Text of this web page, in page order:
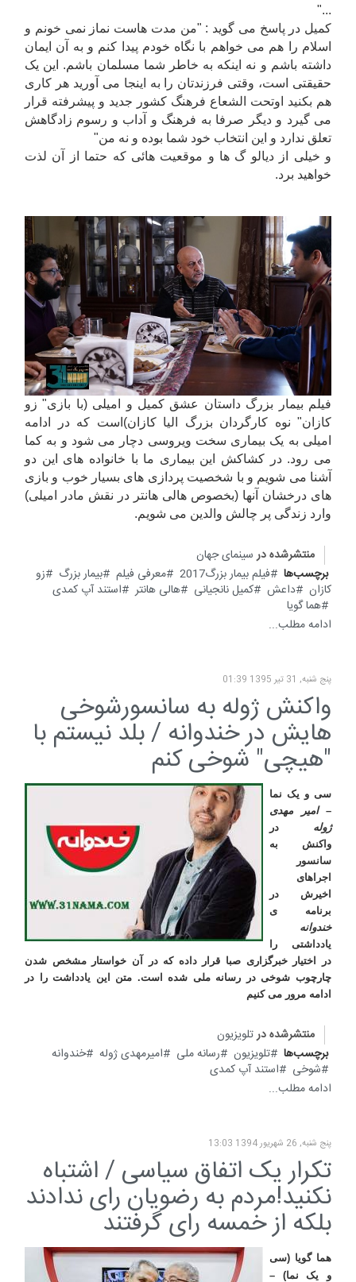
..."
کمیل در پاسخ می گوید : "من مدت هاست نماز نمی خونم و
اسلام را هم می خواهم با نگاه خودم پیدا کنم و به آن ایمان
داشته باشم و نه اینکه به خاطر شما مسلمان باشم. این یک
حقیقتی است، وقتی فرزندتان را به اینجا می آورید هر کاری
هم بکنید اوتحت الشعاع فرهنگ کشور جدید و پیشرفته قرار
می گیرد و دیگر صرفا به فرهنگ و آداب و رسوم زادگاهش
تعلق ندارد و این انتخاب خود شما بوده و نه من"
و خیلی از دیالو گ ها و موقعیت هائی که حتما از آن لذت
خواهید برد.
فیلم بیمار بزرگ داستان عشق کمیل و امیلی (با بازی" زو
کازان" نوه کارگردان بزرگ الیا کازان)است که در ادامه
امیلی به یک بیماری سخت ویروسی دچار می شود و به کما
می رود. در کشاکش این بیماری ما با خانواده های این دو
آشنا می شویم و با شخصیت پردازی های بسیار خوب و بازی
های درخشان آنها (بخصوص هالی هانتر در نقش مادر امیلی)
وارد زندگی پر چالش والدین می شویم.
منتشرشده در سینمای جهان
برچسب‌ها
فیلم بیمار بزرگ2017 معرفی فیلم بیمار بزرگ
زو
کازان
داعش کمیل نانجیانی هالی هانتر
استند آپ کمدی
هما گویا
ادامه مطلب...
پنج شنبه, 31 تیر 1395 01:39
واکنش ژوله به سانسورشوخی
هایش در خندوانه / بلد نیستم با
"هیچی" شوخی کنم
سی و یک نما
–امیر مهدی
ژوله در
واکنش به
سانسور
اجراهای
اخیرش در
برنامه ی
خندوانه
یادداشتی را
در اختیار خبرگزاری صبا قرار داده که در آن خواستار مشخص شدن
چارچوب شوخی در رسانه ملی شده است. متن این یادداشت را در
ادامه مرور می کنیم
منتشرشده درتلویزیون
برچسب‌ها
تلویزیون رسانه ملی امیرمهدی ژوله
خندوانه
شوخی
استند آپ کمدی
ادامه مطلب...
پنج شنبه, 26 شهریور 1394 13:03
تکرار یک اتفاق سیاسی / اشتباه
نکنید!مردم به رضویان رای ندادند
بلکه از خمسه رای گرفتند
هما گویا (سی
و یک نما) –